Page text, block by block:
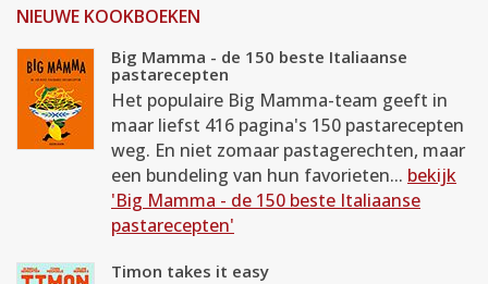
NIEUWE KOOKBOEKEN
Big Mamma - de 150 beste Italiaanse
pastarecepten
Het populaire Big Mamma-team geeft in
maar liefst 416 pagina's 150 pastarecepten
weg. En niet zomaar pastagerechten, maar
een bundeling van hun favorieten... bekijk
'Big Mamma - de 150 beste Italiaanse
pastarecepten'
Timon takes it easy